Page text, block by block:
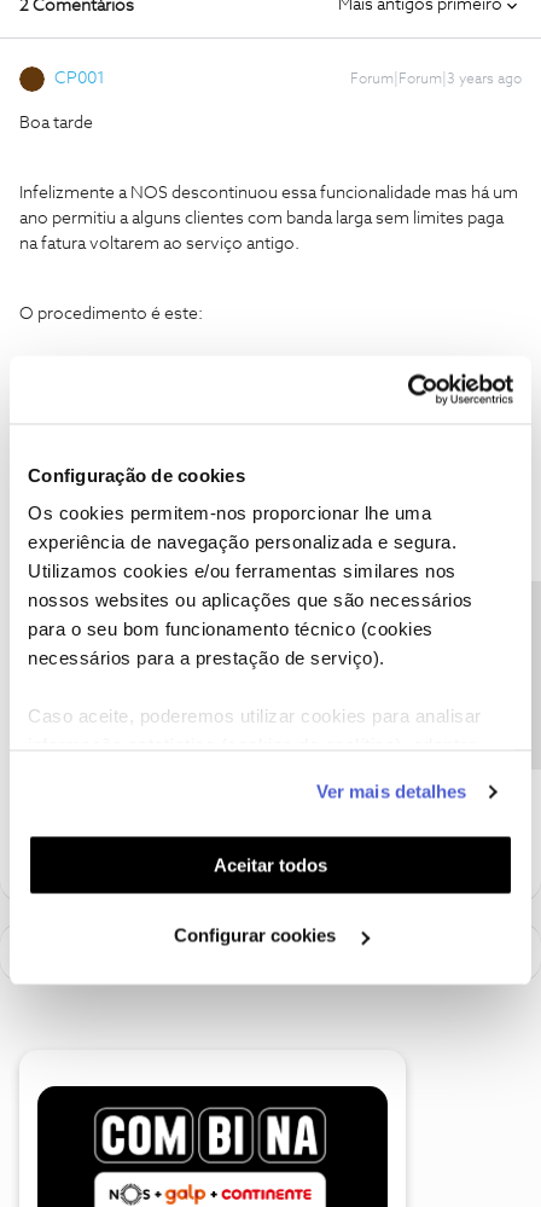
Configuração de cookies
Os cookies permitem-nos proporcionar lhe uma
experiência de navegação personalizada e segura.
Utilizamos cookies e/ou ferramentas similares nos
nossos websites ou aplicações que são necessários
para o seu bom funcionamento técnico (cookies
necessários para a prestação de serviço).
Caso aceite, poderemos utilizar cookies para analisar
funcionalidades (cookies de personalização e
funcionalidade) e adaptar anúncios aos seus interesses
(cookies de publicidade personalizada). Pode gerir a
utilização dos cookies clicando em "Configurar
Ver mais detalhes
Aceitar todos
Configurar cookies
2 Comentários Mais antigos primeiro
CP001 Forum|Forum|3 years ago
Boa tarde
Infelizmente a NOS descontinuou essa funcionalidade mas há um
ano permitiu a alguns clientes com banda larga sem limites paga
na fatura voltarem ao serviço antigo.
O procedimento é este:
Peça para ativar o perfil 151 se este ainda estiver disponível.
Ativando o perfil 151 consegue aceder à sua banda larga a partir
Mário P. Forum|Forum|3 years ago
Boa tarde@Carla Miguel, seja bem-vinda ao Fórum NOS.
@CP001deu uma boa ajuda.
Obrigado
Ajude a comunidade a encontrar informação relevante. Marque